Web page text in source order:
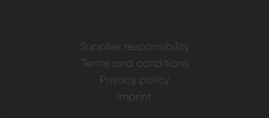
Supplier responsibility
Terms and conditions
Privacy policy
Imprint